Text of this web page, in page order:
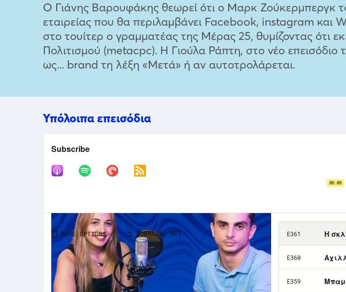
Ο Γιάνης Βαρουφάκης θεωρεί ότι ο Μαρκ Ζούκερμπεργκ
εταιρείας που θα περιλαμβάνει Facebook, instagram
στο τουίτερ ο γραμματέας της Μέρας 25, θυμίζοντας ότι
Πολιτισμού (metacpc). Η Γιούλα Ράπτη, στο νέο επεισόδιο
ως... brand τη λέξη «Μετά» ή αν αυτοτρολάρεται.
Υπόλοιπα επεισόδια